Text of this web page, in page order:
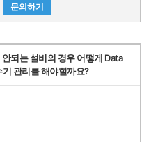
문의하기
되는 설비의 경우 어떻게 Data
관리를 해야할까요?